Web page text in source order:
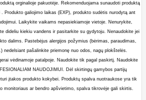
orginalioje pakuotėje. Rekomenduojama sunaudoti produktą
Produkto galiojimo laikas (EXP), produkto sudėtis nurodytą ant
Laikykite vaikams nepasiekiamoje vietoje. Nenurykite,
dideliu kiekiu vandens ir pasitarkite su gydytoju. Nenaudokite jei
dalims. Pastebėjus alergijos požymius (bėrimas, paraudimas,
pašalinkite priemonę nuo odos, nagų plokštelės.
vėdinamoje patalpoje. Naudokite tik pagal paskirtį. Naudokite
NAUDOJIMUI. Dėl skirtingų gamybos partijų
įtakos produkto kokybei. Produktų spalva nuotraukose yra tik
monitoriaus ar bendro apšvietimo, spalva tikrovėje gali skirtis.